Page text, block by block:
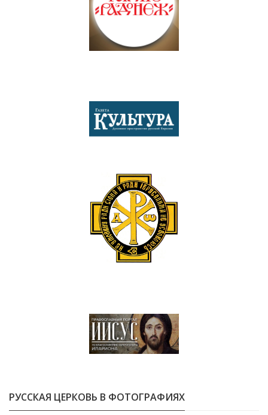
РУССКАЯ ЦЕРКОВЬ В ФОТОГРАФИЯХ